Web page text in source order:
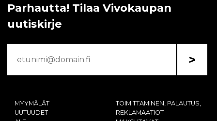
Parhautta! Tilaa Vivokaupan
uutiskirje
>
MYYMÄLÄT
UUTUUDET
TOIMITTAMINEN, PALAUTUS,
REKLAMAATIOT